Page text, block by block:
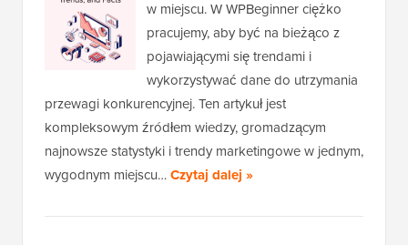
w miejscu. W WPBeginner ciężko
pracujemy, aby być na bieżąco z
pojawiającymi się trendami i
wykorzystywać dane do utrzymania
przewagi konkurencyjnej. Ten artykuł jest
kompleksowym źródłem wiedzy, gromadzącym
najnowsze statystyki i trendy marketingowe w jednym,
wygodnym miejscu…Czytaj dalej »